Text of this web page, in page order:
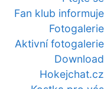
Fan klub informuje
Fotogalerie
Aktivní fotogalerie
Download
Hokejchat.cz